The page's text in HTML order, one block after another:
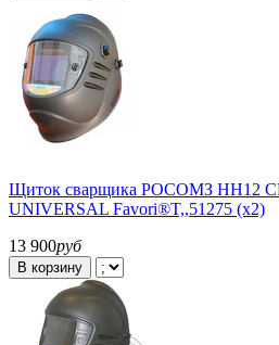
Щиток сварщика РОСОМЗ НН12
UNIVERSAL Favori®T,,51275 (х2)
13 900руб
В корзину